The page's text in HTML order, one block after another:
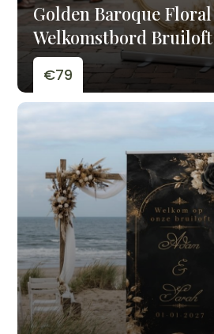
Golden Baroque Floral
Welkomstbord Bruiloft
€79